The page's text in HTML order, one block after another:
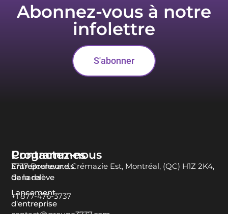
Abonnez-vous à notre
infolettre
S'abonner
Programmes
Entrepreneur.e.s
de la relève
Lancement
d'entreprise
Contactez-nous
3737 Boulevard Crémazie Est, Montréal, (QC) H1Z 2K4,
Canada
+1 877-476-3737